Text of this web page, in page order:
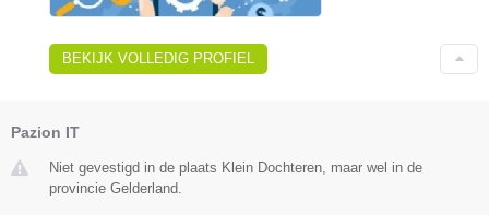
BEKIJK VOLLEDIG PROFIEL
Pazion IT
Niet gevestigd in de plaats Klein Dochteren, maar wel in de
provincie Gelderland.